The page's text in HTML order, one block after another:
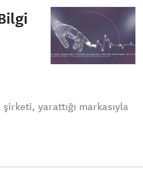
yarattığı markasıyla